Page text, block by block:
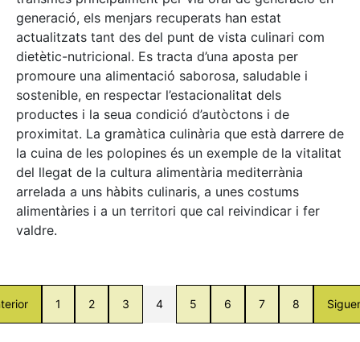
generació, els menjars recuperats han estat
actualitzats tant des del punt de vista culinari com
dietètic-nutricional. Es tracta d’una aposta per
promoure una alimentació saborosa, saludable i
sostenible, en respectar l’estacionalitat dels
productes i la seua condició d’autòctons i de
proximitat. La gramàtica culinària que està darrere de
la cuina de les polopines és un exemple de la vitalitat
del llegat de la cultura alimentària mediterrània
arrelada a uns hàbits culinaris, a unes costums
alimentàries i a un territori que cal reivindicar i fer
valdre.
1 2 3 4 5 6 7 8